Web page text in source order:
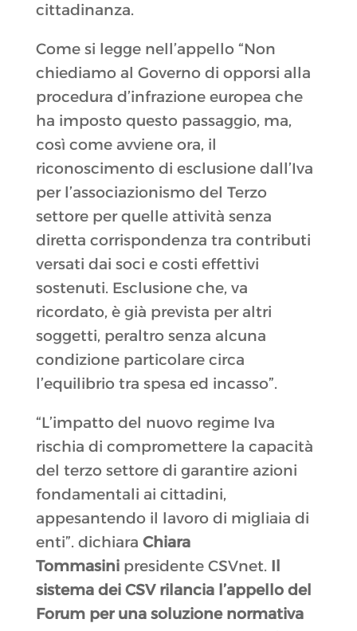
cittadinanza.
Come si legge nell’appello “Non
chiediamo al Governo di opporsi alla
procedura d’infrazione europea che
ha imposto questo passaggio, ma,
così come avviene ora, il
riconoscimento di esclusione dall’Iva
per l’associazionismo del Terzo
settore per quelle attività senza
diretta corrispondenza tra contributi
versati dai soci e costi effettivi
sostenuti. Esclusione che, va
ricordato, è già prevista per altri
soggetti, peraltro senza alcuna
condizione particolare circa
l’equilibrio tra spesa ed incasso”.
“L’impatto del nuovo regime Iva
rischia di compromettere la capacità
del terzo settore di garantire azioni
fondamentali ai cittadini,
appesantendo il lavoro di migliaia di
enti”. dichiara Chiara
Tommasinipresidente CSVnet. Il
sistema dei CSV rilancia l’appello del
Forum per una soluzione normativa